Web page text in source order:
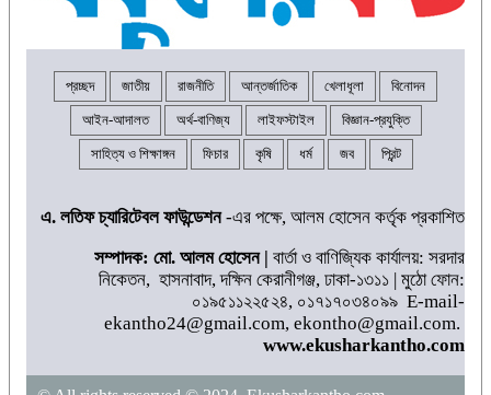
প্রচ্ছদ জাতীয় রাজনীতি আন্তর্জাতিক খেলাধূলা বিনোদন
আইন-আদালত অর্থ-বাণিজ্য লাইফস্টাইল বিজ্ঞান-প্রযুক্তি
সাহিত্য ও শিক্ষাঙ্গন ফিচার কৃষি ধর্ম জব প্রিন্ট
এ. লতিফ চ্যারিটেবল ফাউন্ডেশন-এর পক্ষে, আলম হোসেন কর্তৃক প্রকাশিত
সম্পাদক: মো. আলম হোসেন | বার্তা ও বাণিজ্যিক কার্যালয়: সরদার
নিকেতন, হাসনাবাদ, দক্ষিন কেরানীগঞ্জ, ঢাকা-১৩১১ | মুঠো ফোন:
০১৯৫১১২২৫২৪, ০১৭১৭০৩৪০৯৯ E-mail-
ekantho24@gmail.com, ekontho@gmail.com.
www.ekusharkantho.com